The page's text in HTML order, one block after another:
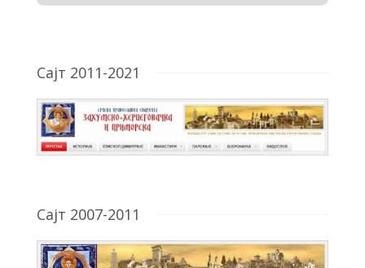
Сајт 2011-2021
Сајт 2007-2011